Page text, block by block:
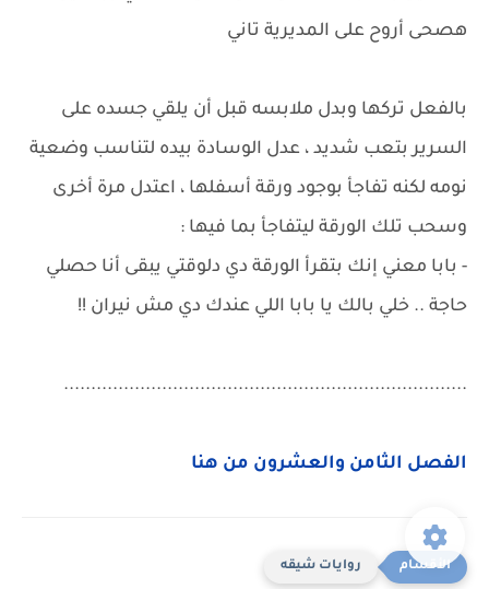
هصحى أروح على المديرية تاني
بالفعل تركها وبدل ملابسه قبل أن يلقي جسده على
السرير بتعب شديد ، عدل الوسادة بيده لتناسب وضعية
نومه لكنه تفاجأ بوجود ورقة أسفلها ، اعتدل مرة أخرى
وسحب تلك الورقة ليتفاجأ بما فيها :
- بابا معني إنك بتقرأ الورقة دي دلوقتي يبقى أنا حصلي
حاجة .. خلي بالك يا بابا اللي عندك دي مش نيران !!
..........................................................................
الفصل الثامن والعشرون من هنا
روايات شيقه